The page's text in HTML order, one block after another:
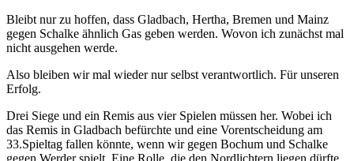
Bleibt nur zu hoffen, dass Gladbach, Hertha, Bremen und Mainz
gegen Schalke ähnlich Gas geben werden. Wovon ich zunächst mal
nicht ausgehen werde.
Also bleiben wir mal wieder nur selbst verantwortlich. Für unseren
Erfolg.
Drei Siege und ein Remis aus vier Spielen müssen her. Wobei ich
das Remis in Gladbach befürchte und eine Vorentscheidung am
33.Spieltag fallen könnte, wenn wir gegen Bochum und Schalke
gegen Werder spielt. Eine Rolle, die den Nordlichtern liegen dürfte.